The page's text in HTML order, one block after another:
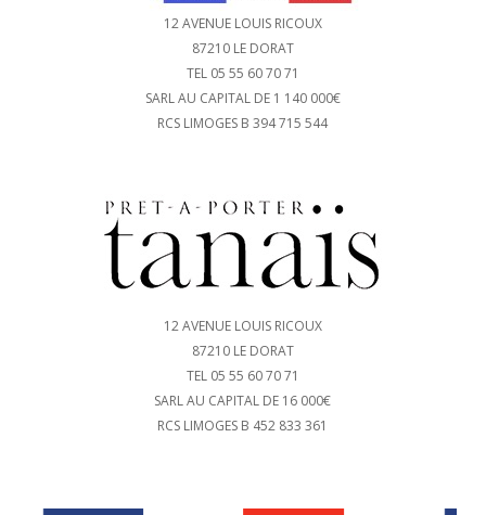
12 AVENUE LOUIS RICOUX
87210 LE DORAT
TEL 05 55 60 70 71
SARL AU CAPITAL DE 1 140 000€
RCS LIMOGES B 394 715 544
12 AVENUE LOUIS RICOUX
87210 LE DORAT
TEL 05 55 60 70 71
SARL AU CAPITAL DE 16 000€
RCS LIMOGES B 452 833 361